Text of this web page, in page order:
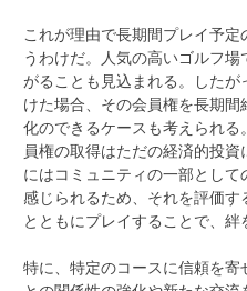
これが理由で長期間プレイ予
うわけだ。人気の高いゴルフ
がることも見込まれる。した
けた場合、その会員権を長期
化のできるケースも考えられ
員権の取得はただの経済的投
にはコミュニティの一部とし
感じられるため、それを評価
とともにプレイすることで、絆
特に、特定のコースに信頼を